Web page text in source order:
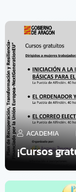
ACADEMIA
¡Cursos